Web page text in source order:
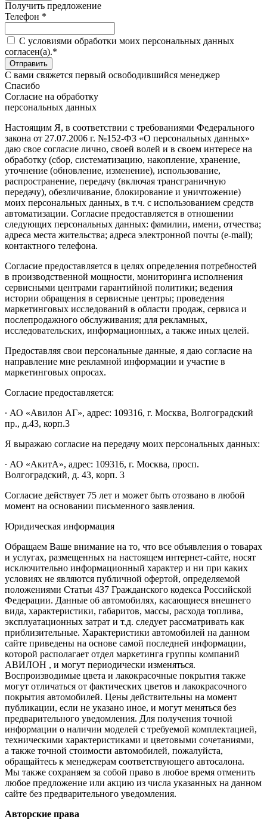
Получить предложение
Телефон *
C условиями обработки моих персональных данных
согласен(а).*
С вами свяжется первый освободившийся менеджер
Спасибо
Согласие на обработку
персональных данных
Настоящим Я, в соответствии с требованиями Федерального
закона от 27.07.2006 г. №152-ФЗ «О персональных данных»
даю свое согласие лично, своей волей и в своем интересе на
обработку (сбор, систематизацию, накопление, хранение,
уточнение (обновление, изменение), использование,
распространение, передачу (включая трансграничную
передачу), обезличивание, блокирование и уничтожение)
моих персональных данных, в т.ч. с использованием средств
автоматизации. Согласие предоставляется в отношении
следующих персональных данных: фамилии, имени, отчества;
адреса места жительства; адреса электронной почты (e-mail);
контактного телефона.
Согласие предоставляется в целях определения потребностей
в производственной мощности, мониторинга исполнения
сервисными центрами гарантийной политики; ведения
истории обращения в сервисные центры; проведения
маркетинговых исследований в области продаж, сервиса и
послепродажного обслуживания; для рекламных,
исследовательских, информационных, а также иных целей.
Предоставляя свои персональные данные, я даю согласие на
направление мне рекламной информации и участие в
маркетинговых опросах.
Согласие предоставляется:
∙ АО «Авилон АГ», адрес: 109316, г. Москва, Волгоградский
пр., д.43, корп.3
Я выражаю согласие на передачу моих персональных данных:
∙ АО «АкитА», адрес: 109316, г. Москва, просп.
Волгоградский, д. 43, корп. 3
Согласие действует 75 лет и может быть отозвано в любой
момент на основании письменного заявления.
Юридическая информация
Обращаем Ваше внимание на то, что все объявления о товарах
и услугах, размещенных на настоящем интернет-сайте, носят
исключительно информационный характер и ни при каких
условиях не являются публичной офертой, определяемой
положениями Статьи 437 Гражданского кодекса Российской
Федерации. Данные об автомобилях, касающиеся внешнего
вида, характеристики, габаритов, массы, расхода топлива,
эксплуатационных затрат и т.д. следует рассматривать как
приблизительные. Характеристики автомобилей на данном
сайте приведены на основе самой последней информации,
которой располагает отдел маркетинга группы компаний
АВИЛОН , и могут периодически изменяться.
Воспроизводимые цвета и лакокрасочные покрытия также
могут отличаться от фактических цветов и лакокрасочного
покрытия автомобилей. Цены действительны на момент
публикации, если не указано иное, и могут меняться без
предварительного уведомления. Для получения точной
информации о наличии моделей с требуемой комплектацией,
техническими характеристиками и цветовыми сочетаниями,
а также точной стоимости автомобилей, пожалуйста,
обращайтесь к менеджерам соответствующего автосалона.
Мы также сохраняем за собой право в любое время отменить
любое предложение или акцию из числа указанных на данном
сайте без предварительного уведомления.
Авторские права